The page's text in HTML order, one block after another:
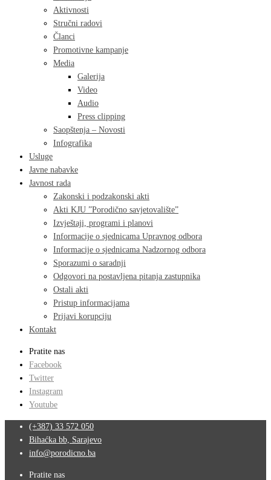
Aktivnosti
Stručni radovi
Članci
Promotivne kampanje
Media
Galerija
Video
Audio
Press clipping
Saopštenja – Novosti
Infografika
Usluge
Javne nabavke
Javnost rada
Zakonski i podzakonski akti
Akti KJU ”Porodično savjetovalište”
Izvještaji, programi i planovi
Informacije o sjednicama Upravnog odbora
Informacije o sjednicama Nadzornog odbora
Sporazumi o saradnji
Odgovori na postavljena pitanja zastupnika
Ostali akti
Pristup informacijama
Prijavi korupciju
Kontakt
Pratite nas
Facebook
Twitter
Instagram
Youtube
(+387) 33 572 050
Bihaćka bb, Sarajevo
info@porodicno.ba
Pratite nas